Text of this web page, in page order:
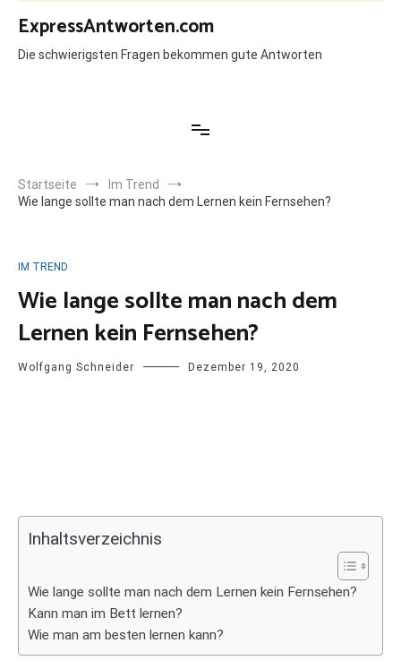
Zum
Inhalt
springen
ExpressAntworten.com
Die schwierigsten Fragen bekommen gute Antworten
Startseite
Im Trend
Wie lange sollte man nach dem Lernen kein Fernsehen?
IM TREND
Wie lange sollte man nach dem
Lernen kein Fernsehen?
Wolfgang Schneider Dezember 19, 2020
Inhaltsverzeichnis
Wie lange sollte man nach dem Lernen kein Fernsehen?
Kann man im Bett lernen?
Wie man am besten lernen kann?